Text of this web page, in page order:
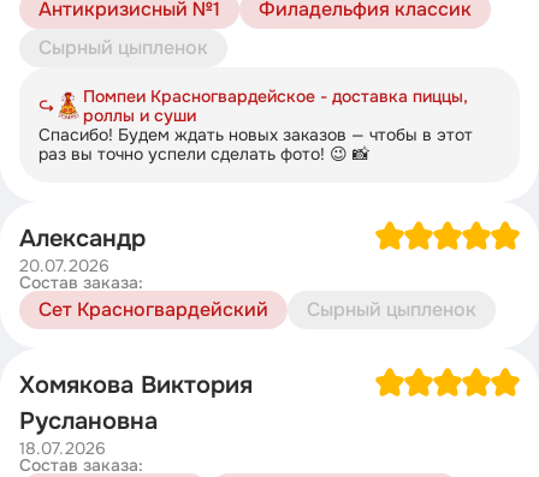
Антикризисный №1
Филадельфия классик
Сырный цыпленок
Помпеи Красногвардейское - доставка пиццы,
роллы и суши
Спасибо! Будем ждать новых заказов — чтобы в этот
раз вы точно успели сделать фото! 😉 📸
Александр
20.07.2026
Состав заказа:
Сет Красногвардейский Сырный цыпленок
Хомякова Виктория
Руслановна
18.07.2026
Состав заказа: